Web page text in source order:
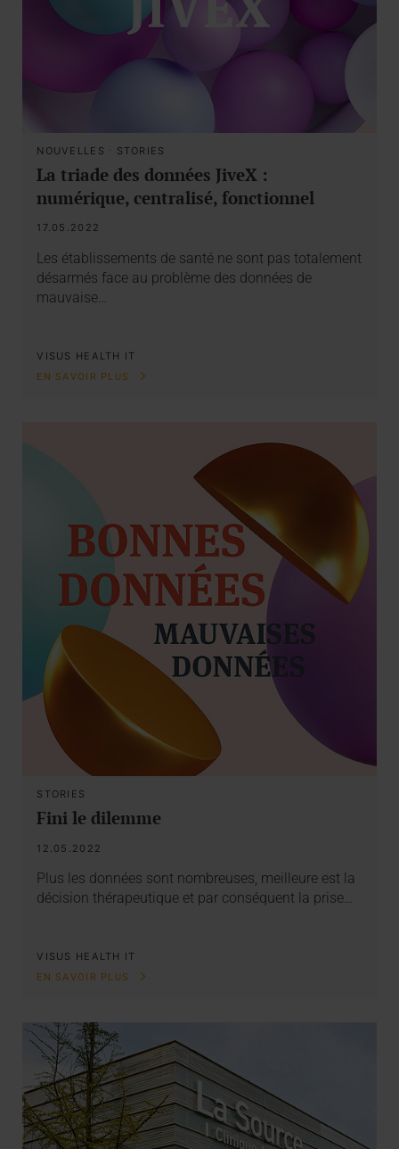
NOUVELLES · STORIES
La triade des données JiveX :
numérique, centralisé, fonctionnel
17.05.2022
Les établissements de santé ne sont pas totalement
désarmés face au problème des données de
mauvaise…
VISUS HEALTH IT
EN SAVOIR PLUS
STORIES
Fini le dilemme
12.05.2022
Plus les données sont nombreuses, meilleure est la
décision thérapeutique et par conséquent la prise…
VISUS HEALTH IT
EN SAVOIR PLUS